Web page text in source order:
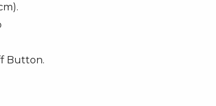
Button.